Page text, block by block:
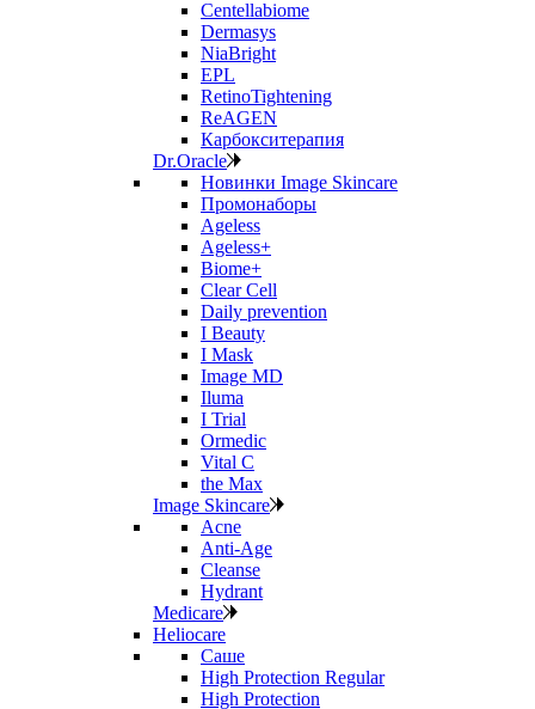
Centellabiome
Dermasys
NiaBright
EPL
RetinoTightening
ReAGEN
Карбокситерапия
Dr.Oracle
Новинки Image Skincare
Промонаборы
Ageless
Ageless+
Biome+
Clear Cell
Daily prevention
I Beauty
I Mask
Image MD
Iluma
I Trial
Ormedic
Vital C
the Max
Image Skincare
Acne
Anti‑Age
Cleanse
Hydrant
Medicare
Heliocare
Саше
High Protection Regular
High Protection